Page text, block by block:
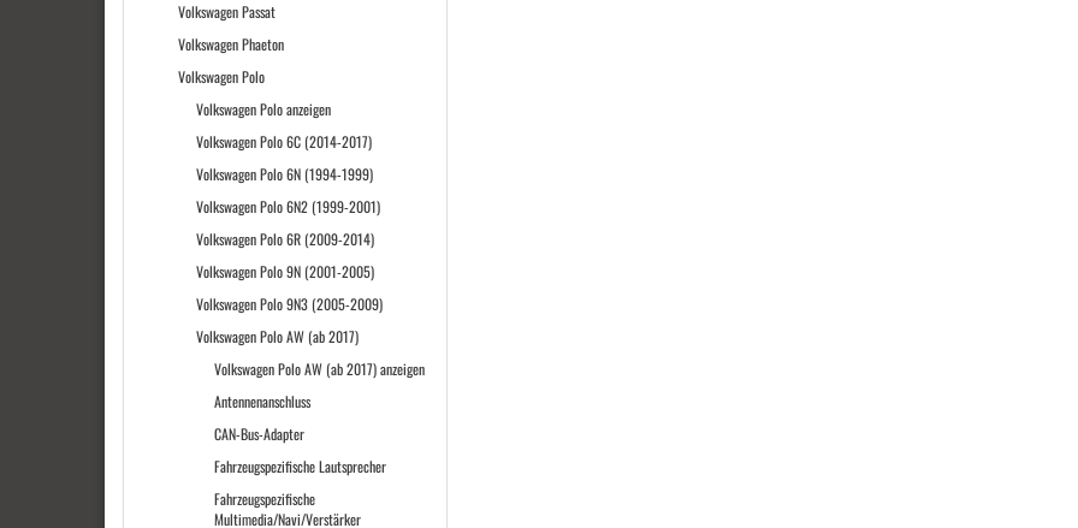
Volkswagen Passat
Volkswagen Phaeton
Volkswagen Polo
Volkswagen Polo anzeigen
Volkswagen Polo 6C (2014-2017)
Volkswagen Polo 6N (1994-1999)
Volkswagen Polo 6N2 (1999-2001)
Volkswagen Polo 6R (2009-2014)
Volkswagen Polo 9N (2001-2005)
Volkswagen Polo 9N3 (2005-2009)
Volkswagen Polo AW (ab 2017)
Volkswagen Polo AW (ab 2017) anzeigen
Antennenanschluss
CAN-Bus-Adapter
Fahrzeugspezifische Lautsprecher
Fahrzeugspezifische
Multimedia/Navi/Verstärker